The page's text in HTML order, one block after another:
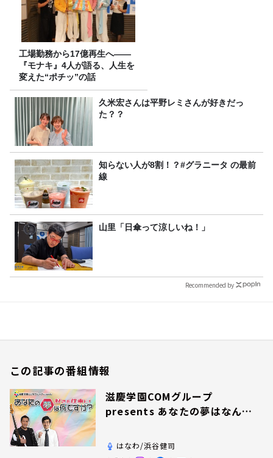
工場勤務から17億再生へ——
『モナキ』4人が語る、人生を
変えた“ポチッ”の話
久米宏さんは平野レミさんが好きだっ
た？？
知らない人が8割！？#グラニータ の最前
線
山里「日傘って涼しいね！」
Recommended by
この記事の番組情報
滋慶学園COMグループ
presents あなたの夢はなんで
はなわ/浜谷健司